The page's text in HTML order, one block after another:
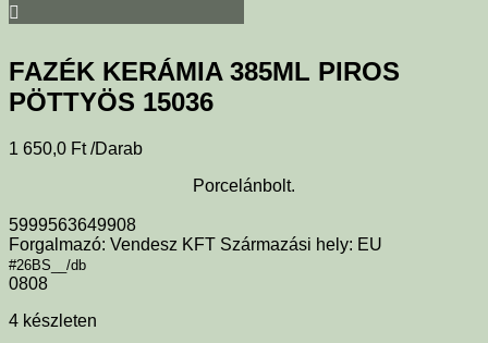
FAZÉK KERÁMIA 385ML PIROS
PÖTTYÖS 15036
1 650,0 Ft /Darab
Porcelánbolt.
5999563649908
Forgalmazó: Vendesz KFT Származási hely: EU
#26BS__/db
0808
4 készleten